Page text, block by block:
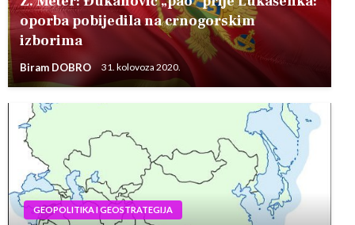
oporba pobijedila na crnogorskim
izborima
Biram DOBRO 31. kolovoza 2020.
GEOPOLITIKA I GEOSTRATEGIJA